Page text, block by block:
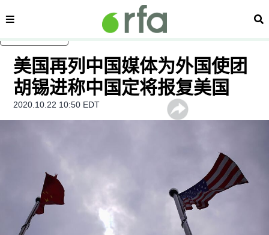
内容分类 搜
美国再列中国媒体为外国使团
胡锡进称中国定将报复美国
2020.10.22 10:50 EDT